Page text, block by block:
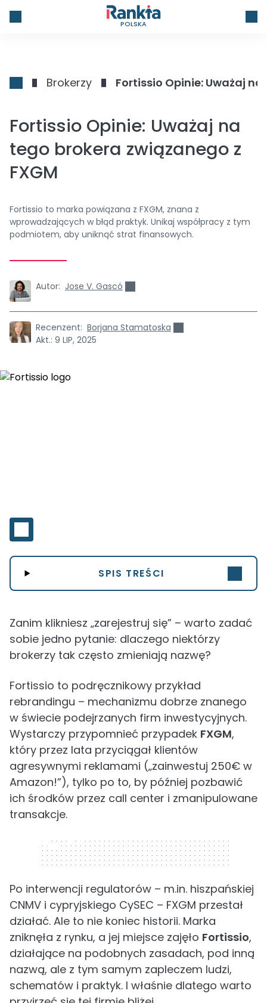
POLSKA
Brokerzy Fortissio Opinie: Uważaj
Fortissio Opinie: Uważaj na
tego brokera związanego z
FXGM
Fortissio to marka powiązana z FXGM, znana z
wprowadzających w błąd praktyk. Unikaj współpracy z tym
podmiotem, aby uniknąć strat finansowych.
Autor: Jose V. Gascó
Recenzent: Borjana Stamatoska
Akt.: 9 LIP, 2025
SPIS TREŚCI
Zanim klikniesz „zarejestruj się” – warto zadać
sobie jedno pytanie: dlaczego niektórzy
brokerzy tak często zmieniają nazwę?
Fortissio to podręcznikowy przykład
rebrandingu – mechanizmu dobrze znanego
w świecie podejrzanych firm inwestycyjnych.
Wystarczy przypomnieć przypadek FXGM,
który przez lata przyciągał klientów
agresywnymi reklamami („zainwestuj 250€ w
Amazon!”), tylko po to, by później pozbawić
ich środków przez call center i zmanipulowane
transakcje.
320 x 50
Po interwencji regulatorów – m.in. hiszpańskiej
CNMV i cypryjskiego CySEC – FXGM przestał
działać. Ale to nie koniec historii. Marka
zniknęła z rynku, a jej miejsce zajęło Fortissio,
działające na podobnych zasadach, pod inną
nazwą, ale z tym samym zapleczem ludzi,
schematów i praktyk. I właśnie dlatego warto